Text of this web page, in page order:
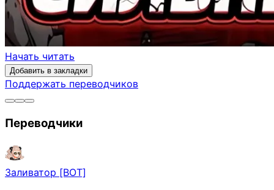
Начать читать
Добавить в закладки
Поддержать переводчиков
Переводчики
Заливатор [BOT]